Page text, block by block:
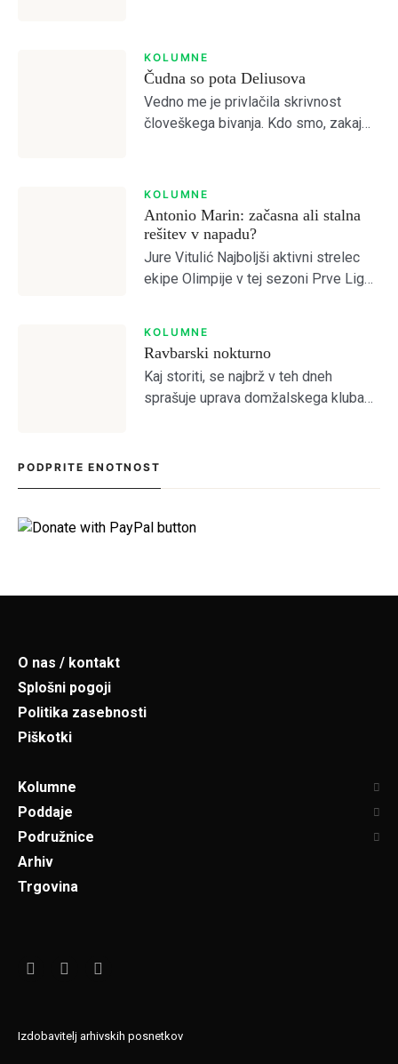
Makedonskega etnografskega
muzeja, ki jih bo moral nekdo plačati.
(Lidija Dimovska) […]
KOLUMNE
Čudna so pota Deliusova
Vedno me je privlačila skrivnost
človeškega bivanja. Kdo smo, zakaj
religioznih in filozofskih šol, da bi
odprl vrata brez vrat. […]
KOLUMNE
Antonio Marin: začasna ali stalna
rešitev v napadu?
Jure Vitulić Najboljši aktivni strelec
ekipe Olimpije v tej sezoni Prve Lige
KOLUMNE
Ravbarski nokturno
Kaj storiti, se najbrž v teh dneh
sprašuje uprava domžalskega kluba
zelo zanima tamkajšnje sicer
PODPRITE ENOTNOST
O nas / kontakt
Splošni pogoji
Politika zasebnosti
Piškotki
Kolumne
Poddaje
Podružnice
Arhiv
Trgovina
Izdobavitelj arhivskih posnetkov
Remember Me
Dobrodošli!
NAPREJ PRESKOČITE